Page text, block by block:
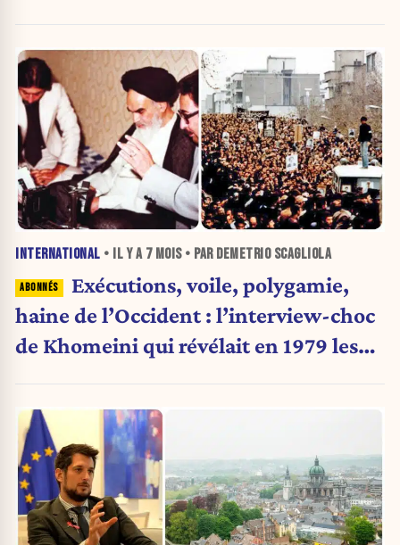
INTERNATIONAL • IL Y A 7 MOIS• PAR DEMETRIO SCAGLIOLA
Exécutions, voile, polygamie,
haine de l’Occident : l’interview-choc
de Khomeini qui révélait en 1979 les